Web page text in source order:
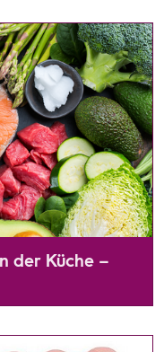
mit
erfahren Sie hier.
der Küche –